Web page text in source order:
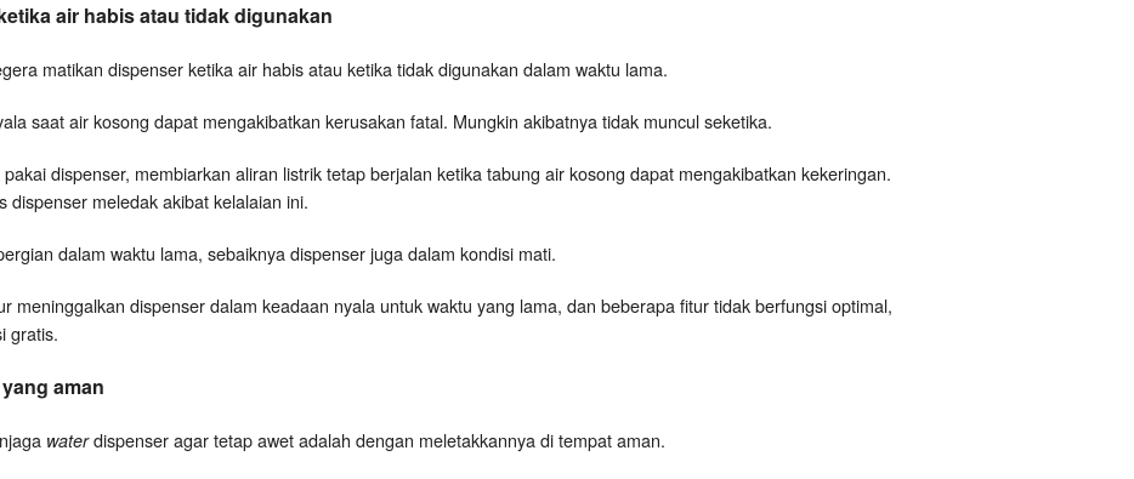
air habis atau tidak digunakan
matikan dispenser ketika air habis atau ketika tidak digunakan dalam waktu lama.
saat air kosong dapat mengakibatkan kerusakan fatal. Mungkin akibatnya tidak muncul seketika.
dispenser, membiarkan aliran listrik tetap berjalan ketika tabung air kosong dapat mengakibatkan kekeringan.
dispenser meledak akibat kelalaian ini.
dalam waktu lama, sebaiknya dispenser juga dalam kondisi mati.
meninggalkan dispenser dalam keadaan nyala untuk waktu yang lama, dan beberapa fitur tidak berfungsi optimal,
gratis.
aman
waterdispenser agar tetap awet adalah dengan meletakkannya di tempat aman.